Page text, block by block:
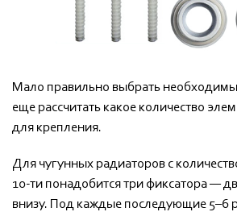
Мало правильно выбрать
еще рассчитать какое количество
для крепления.
Для чугунных радиаторов с
10-ти понадобится три фиксатора —
внизу. Под каждые последующие 5–6